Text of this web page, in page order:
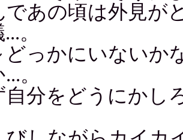
であの頃は外見が
。
どっかにいないか
。
自分をどうにかし